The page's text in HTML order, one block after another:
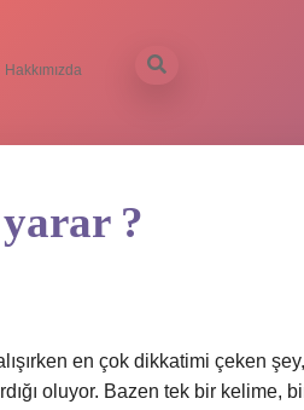
Hakkımızda
yarar ?
en çok dikkatimi çeken
oluyor. Bazen tek bir kelime,